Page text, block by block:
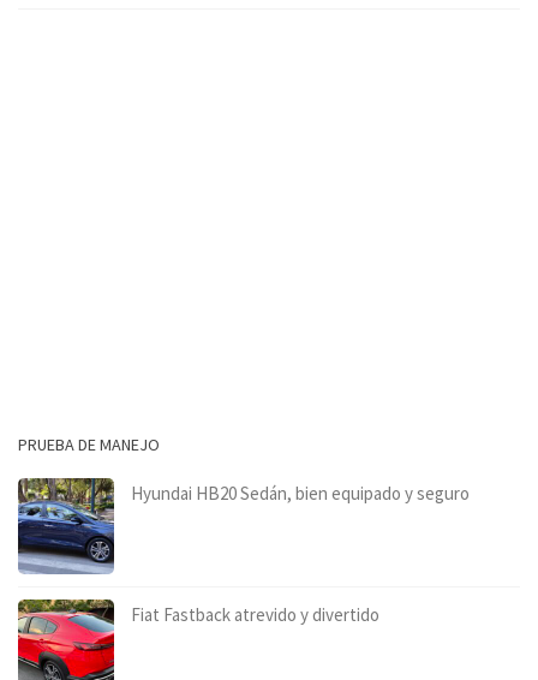
PRUEBA DE MANEJO
Hyundai HB20 Sedán, bien equipado y seguro
Fiat Fastback atrevido y divertido